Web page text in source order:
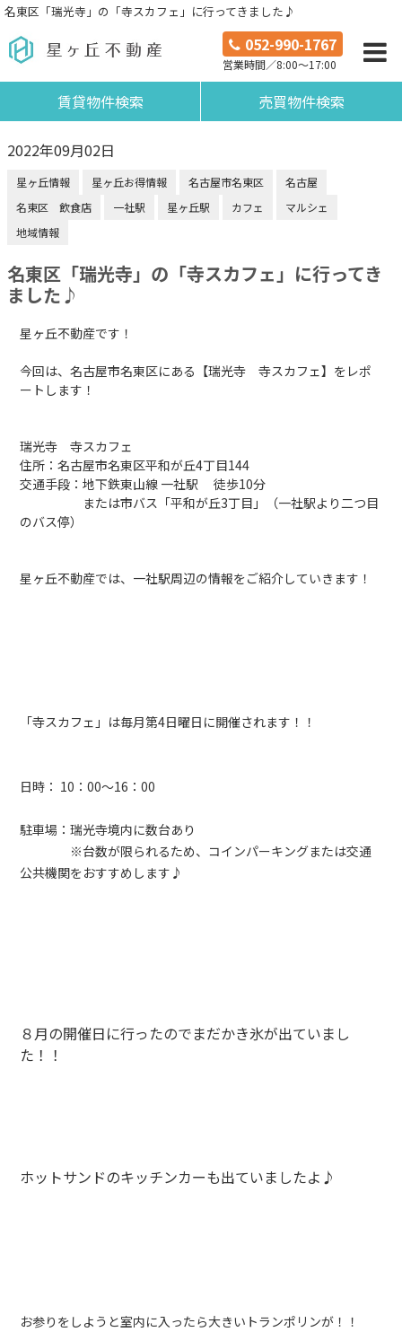
名東区「瑞光寺」の「寺スカフェ」に行ってきました♪
052-990-1767
営業時間／8:00～17:00
賃貸物件検索 売買物件検索
2022年09月02日
星ヶ丘情報 星ヶ丘お得情報 名古屋市名東区
名古屋
名東区 飲食店
一社駅 星ヶ丘駅 カフェ
マルシェ
地域情報
名東区「瑞光寺」の「寺スカフェ」に行ってき
ました♪
星ヶ丘不動産です！
今回は、名古屋市名東区にある【瑞光寺 寺スカフェ】をレポ
ートします！
瑞光寺 寺スカフェ
住所：名古屋市名東区平和が丘4丁目144
交通手段：地下鉄東山線 一社駅 徒歩10分
または市バス「平和が丘3丁目」（一社駅より二つ目
のバス停）
星ヶ丘不動産では、一社駅周辺の情報をご紹介していきます！
「寺スカフェ」は毎月第4日曜日に開催されます！！
日時： 10：00～16：00
駐車場：瑞光寺境内に数台あり
※台数が限られるため、コインパーキングまたは交通
公共機関をおすすめします♪
８月の開催日に行ったのでまだかき氷が出ていまし
た！！
ホットサンドのキッチンカーも出ていましたよ♪
お参りをしようと室内に入ったら大きいトランポリンが！！